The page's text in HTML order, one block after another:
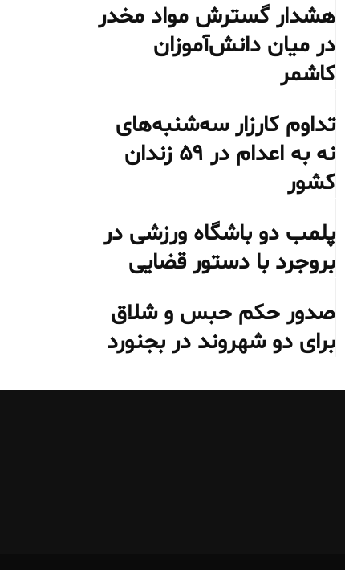
هشدار گسترش مواد مخدر
در میان دانش‌آموزان
کاشمر
تداوم کارزار سه‌شنبه‌های
نه به اعدام در ۵۹ زندان
کشور
پلمب دو باشگاه ورزشی در
بروجرد با دستور قضایی
صدور حکم حبس و شلاق
برای دو شهروند در بجنورد